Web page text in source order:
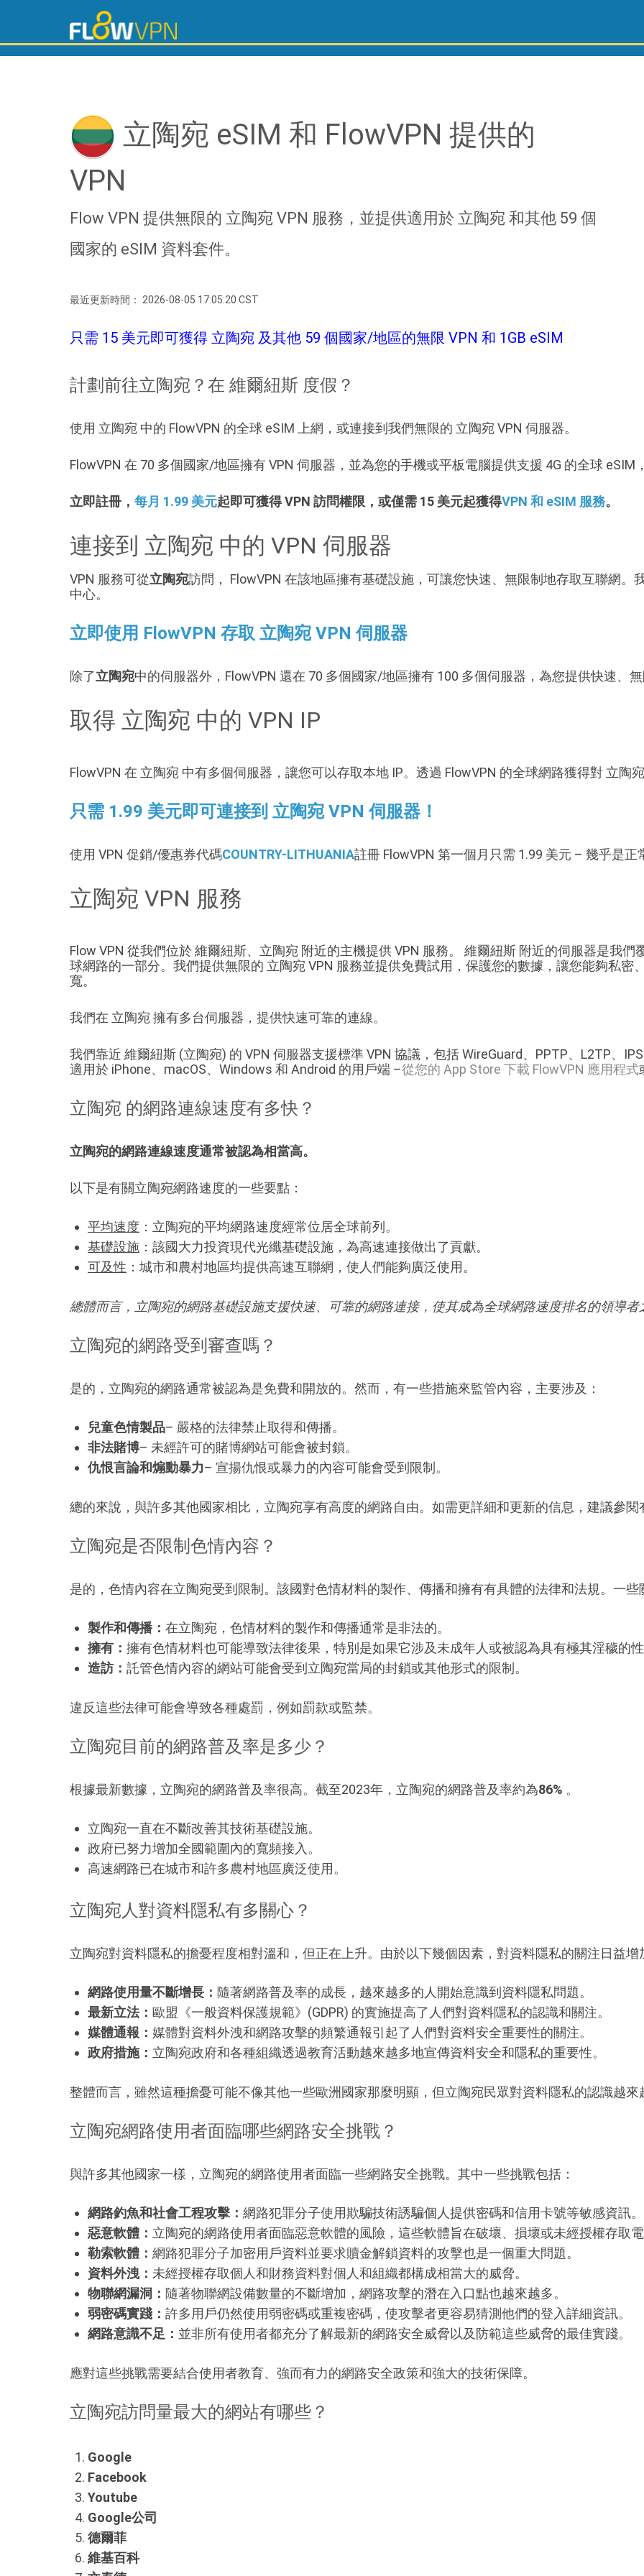
立陶宛 eSIM 和 FlowVPN 提供的
VPN
Flow VPN 提供無限的 立陶宛 VPN 服務，並提供適用於 立陶宛 和其他 59 個
國家的 eSIM 資料套件。
最近更新時間： 2026-08-05 17:05:20 CST
只需 15 美元即可獲得 立陶宛 及其他 59 個國家/地區的無限 VPN 和 1GB eSIM
計劃前往立陶宛？在 維爾紐斯 度假？
使用 立陶宛 中的 FlowVPN 的全球 eSIM 上網，或連接到我們無限的 立陶宛 VPN 伺服器。
FlowVPN 在 70 多個國家/地區擁有 VPN 伺服器，並為您的手機或平板電腦提供支援 4G 的全球 eSIM
立即註冊， 每月 1.99 美元起即可獲得 VPN 訪問權限，或僅需 15 美元起獲得VPN 和 eSIM 服務。
連接到 立陶宛 中的 VPN 伺服器
VPN 服務可從立陶宛訪問， FlowVPN 在該地區擁有基礎設施，可讓您快速、無限制地存取互聯網。
中心。
立即使用 FlowVPN 存取 立陶宛 VPN 伺服器
除了立陶宛中的伺服器外，FlowVPN 還在 70 多個國家/地區擁有 100 多個伺服器，為您提供快速、
取得 立陶宛 中的 VPN IP
FlowVPN 在 立陶宛 中有多個伺服器，讓您可以存取本地 IP。透過 FlowVPN 的全球網路獲得對 立陶
只需 1.99 美元即可連接到 立陶宛 VPN 伺服器！
使用 VPN 促銷/優惠券代碼COUNTRY-LITHUANIA註冊 FlowVPN 第一個月只需 1.99 美元 – 幾乎是正
立陶宛 VPN 服務
Flow VPN 從我們位於 維爾紐斯、立陶宛 附近的主機提供 VPN 服務。 維爾紐斯 附近的伺服器是我
球網路的一部分。我們提供無限的 立陶宛 VPN 服務並提供免費試用，保護您的數據，讓您能夠私密
寬。
我們在 立陶宛 擁有多台伺服器，提供快速可靠的連線。
我們靠近 維爾紐斯 (立陶宛) 的 VPN 伺服器支援標準 VPN 協議，包括 WireGuard、PPTP、L2TP、
適用於 iPhone、macOS、Windows 和 Android 的用戶端 –從您的 App Store 下載 FlowVPN 應用程式
立陶宛 的網路連線速度有多快？
立陶宛的網路連線速度通常被認為相當高。
以下是有關立陶宛網路速度的一些要點：
平均速度 ：立陶宛的平均網路速度經常位居全球前列。
基礎設施 ：該國大力投資現代光纖基礎設施，為高速連接做出了貢獻。
可及性 ：城市和農村地區均提供高速互聯網，使人們能夠廣泛使用。
總體而言，立陶宛的網路基礎設施支援快速、可靠的網路連接，使其成為全球網路速度排名的領導者
立陶宛的網路受到審查嗎？
是的，立陶宛的網路通常被認為是免費和開放的。然而，有一些措施來監管內容，主要涉及：
兒童色情製品– 嚴格的法律禁止取得和傳播。
非法賭博– 未經許可的賭博網站可能會被封鎖。
仇恨言論和煽動暴力– 宣揚仇恨或暴力的內容可能會受到限制。
總的來說，與許多其他國家相比，立陶宛享有高度的網路自由。如需更詳細和更新的信息，建議參
立陶宛是否限制色情內容？
是的，色情內容在立陶宛受到限制。該國對色情材料的製作、傳播和擁有有具體的法律和法規。一些
製作和傳播： 在立陶宛，色情材料的製作和傳播通常是非法的。
擁有： 擁有色情材料也可能導致法律後果，特別是如果它涉及未成年人或被認為具有極其淫穢的
造訪： 託管色情內容的網站可能會受到立陶宛當局的封鎖或其他形式的限制。
違反這些法律可能會導致各種處罰，例如罰款或監禁。
立陶宛目前的網路普及率是多少？
根據最新數據，立陶宛的網路普及率很高。截至2023年，立陶宛的網路普及率約為86% 。
立陶宛一直在不斷改善其技術基礎設施。
政府已努力增加全國範圍內的寬頻接入。
高速網路已在城市和許多農村地區廣泛使用。
立陶宛人對資料隱私有多關心？
立陶宛對資料隱私的擔憂程度相對溫和，但正在上升。由於以下幾個因素，對資料隱私的關注日益增
網路使用量不斷增長： 隨著網路普及率的成長，越來越多的人開始意識到資料隱私問題。
最新立法： 歐盟《一般資料保護規範》(GDPR) 的實施提高了人們對資料隱私的認識和關注。
媒體通報： 媒體對資料外洩和網路攻擊的頻繁通報引起了人們對資料安全重要性的關注。
政府措施： 立陶宛政府和各種組織透過教育活動越來越多地宣傳資料安全和隱私的重要性。
整體而言，雖然這種擔憂可能不像其他一些歐洲國家那麼明顯，但立陶宛民眾對資料隱私的認識越來
立陶宛網路使用者面臨哪些網路安全挑戰？
與許多其他國家一樣，立陶宛的網路使用者面臨一些網路安全挑戰。其中一些挑戰包括：
網路釣魚和社會工程攻擊： 網路犯罪分子使用欺騙技術誘騙個人提供密碼和信用卡號等敏感資訊。
惡意軟體： 立陶宛的網路使用者面臨惡意軟體的風險，這些軟體旨在破壞、損壞或未經授權存取
勒索軟體： 網路犯罪分子加密用戶資料並要求贖金解鎖資料的攻擊也是一個重大問題。
資料外洩： 未經授權存取個人和財務資料對個人和組織都構成相當大的威脅。
物聯網漏洞： 隨著物聯網設備數量的不斷增加，網路攻擊的潛在入口點也越來越多。
弱密碼實踐： 許多用戶仍然使用弱密碼或重複密碼，使攻擊者更容易猜測他們的登入詳細資訊。
網路意識不足： 並非所有使用者都充分了解最新的網路安全威脅以及防範這些威脅的最佳實踐。
應對這些挑戰需要結合使用者教育、強而有力的網路安全政策和強大的技術保障。
立陶宛訪問量最大的網站有哪些？
Google
Facebook
Youtube
Google公司
德爾菲
維基百科